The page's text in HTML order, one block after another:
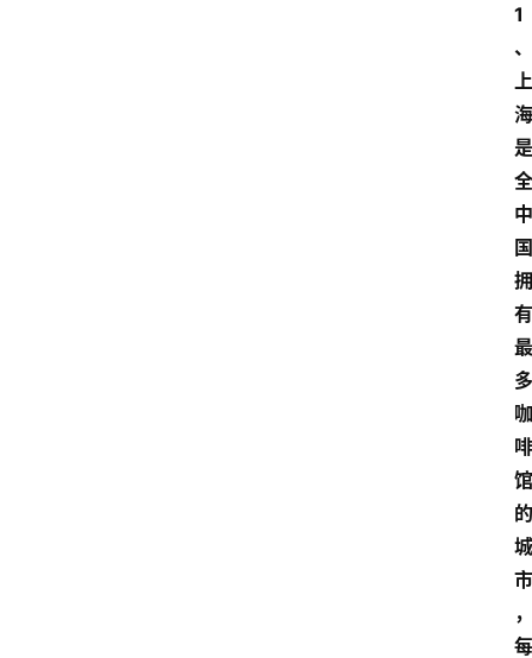
1
、
上
海
是
全
中
国
拥
有
最
多
咖
啡
馆
的
城
市
，
每